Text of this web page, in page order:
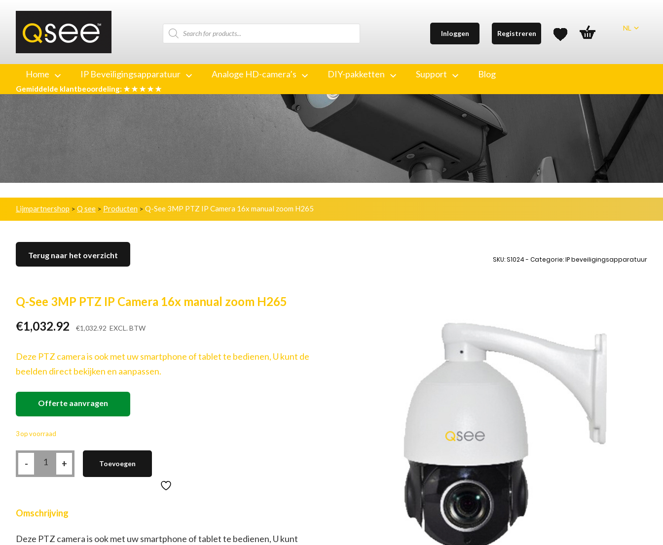
Producten
zoeken
Inloggen Registreren
NL
Home IP Beveiligingsapparatuur Analoge HD-camera’s DIY-pakketten Support Blog
Gemiddelde klantbeoordeling: ★ ★ ★ ★ ★
Lijmpartnershop > Q see > Producten > Q-See 3MP PTZ IP Camera 16x manual zoom H265
Terug naar het overzicht SKU: S1024 - Categorie: IP beveiligingsapparatuur
Q-See 3MP PTZ IP Camera 16x manual zoom H265
€1,032.92 €1,032.92 EXCL. BTW
Deze PTZ camera is ook met uw smartphone of tablet te bedienen, U kunt de
beelden direct bekijken en aanpassen.
Offerte aanvragen
3 op voorraad
-
Q-
See
PTZ
zoom
H265
+ Toevoegen
Omschrijving
Deze PTZ camera is ook met uw smartphone of tablet te bedienen, U kunt